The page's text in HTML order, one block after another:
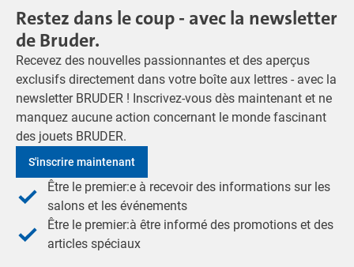
Restez dans le coup - avec la newsletter
de Bruder.
Recevez des nouvelles passionnantes et des aperçus
exclusifs directement dans votre boîte aux lettres - avec la
newsletter BRUDER ! Inscrivez-vous dès maintenant et ne
manquez aucune action concernant le monde fascinant
des jouets BRUDER.
S'inscrire maintenant
Être le premier:e à recevoir des informations sur les
salons et les événements
Être le premier:à être informé des promotions et des
articles spéciaux